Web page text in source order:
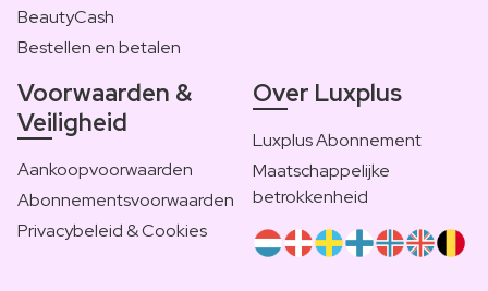
BeautyCash
Bestellen en betalen
Voorwaarden &
Veiligheid
Aankoopvoorwaarden
Abonnementsvoorwaarden
Privacybeleid & Cookies
Over Luxplus
Luxplus Abonnement
Maatschappelijke
betrokkenheid